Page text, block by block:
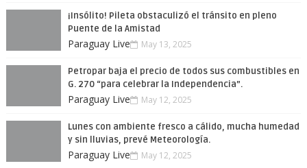
¡Insólito! Pileta obstaculizó el tránsito en pleno
Puente de la Amistad
Paraguay Live May 13, 2025
Petropar baja el precio de todos sus combustibles en
G. 270 “para celebrar la Independencia”.
Paraguay Live May 12, 2025
Lunes con ambiente fresco a cálido, mucha humedad
y sin lluvias, prevé Meteorología.
Paraguay Live May 12, 2025